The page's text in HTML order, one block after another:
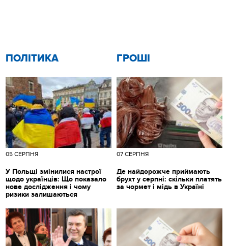
ПОЛІТИКА
05 СЕРПНЯ
У Польщі змінилися настрої
щодо українців: Що показало
нове дослідження і чому
ризики залишаються
ГРОШІ
07 СЕРПНЯ
Де найдорожче приймають
брухт у серпні: скільки платять
за чормет і мідь в Україні